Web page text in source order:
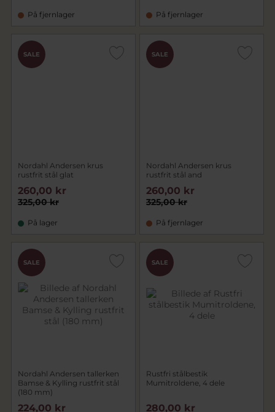
På fjernlager På fjernlager
SALE
Nordahl Andersen krus
rustfrit stål glat
325,00 kr
260,00 kr
På lager
SALE
Nordahl Andersen krus
rustfrit stål and
325,00 kr
260,00 kr
På fjernlager
SALE
Nordahl Andersen tallerken
Bamse & Kylling rustfrit stål
(180 mm)
224,00 kr
SALE
Rustfri stålbestik
Mumitroldene, 4 dele
280,00 kr